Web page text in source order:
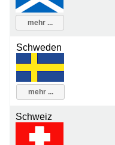
mehr ...
Schweden
mehr ...
Schweiz